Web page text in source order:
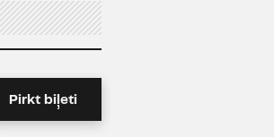
Pirkt biļeti